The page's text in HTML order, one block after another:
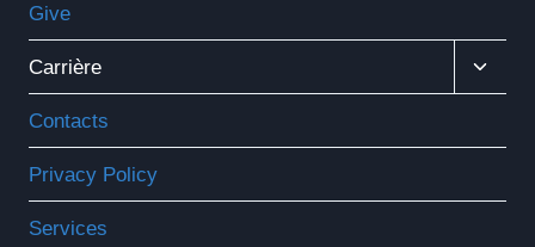
Give
Carrière
Le
Contacts
Privacy Policy
Services